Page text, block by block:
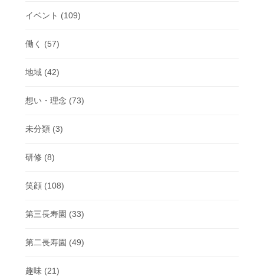
イベント (109)
働く (57)
地域(42)
想い・理念 (73)
未分類(3)
研修 (8)
笑顔(108)
第三長寿園 (33)
第二長寿園 (49)
趣味(21)